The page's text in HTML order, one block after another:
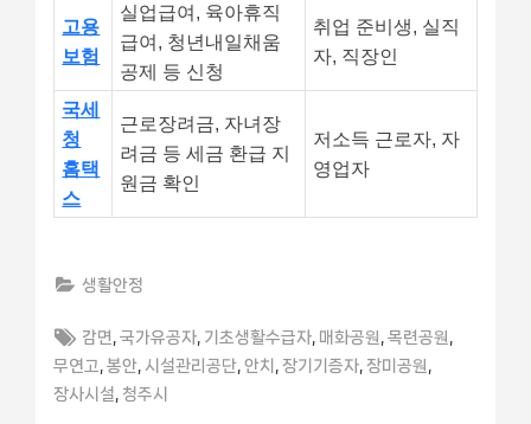
고용
보험
실업급여, 육아휴직
급여, 청년내일채움
공제 등 신청
취업 준비생, 실직
자, 직장인
국세
청
홈택
스
근로장려금, 자녀장
려금 등 세금 환급 지
원금 확인
저소득 근로자, 자
영업자
생활안정
Tags:
감면 ,국가유공자 기초생활수급자 매화공원 ,목련공원
무연고 봉안 시설관리공단 안치 장기기증자 장미공원
장사시설 청주시